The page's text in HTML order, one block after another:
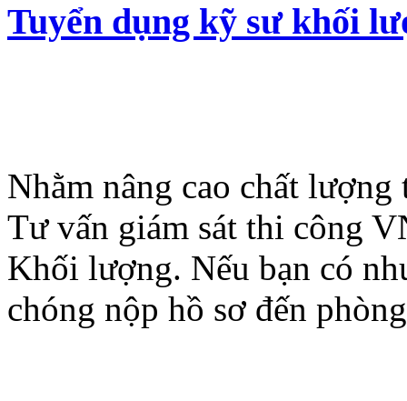
Tuyển dụng kỹ sư khối
Nhằm nâng cao chất
Tư vấn giám sát thi công
Khối lượng. Nếu bạn có
chóng nộp hồ sơ đến